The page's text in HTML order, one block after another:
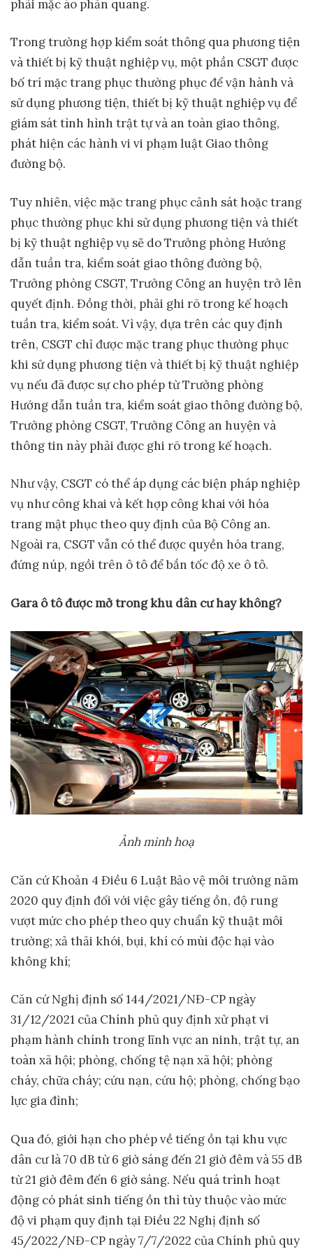
phải mặc áo phản quang.
Trong trường hợp kiểm soát thông qua phương tiện
và thiết bị kỹ thuật nghiệp vụ, một phần CSGT được
bố trí mặc trang phục thường phục để vận hành và
sử dụng phương tiện, thiết bị kỹ thuật nghiệp vụ để
giám sát tình hình trật tự và an toàn giao thông,
phát hiện các hành vi vi phạm luật Giao thông
đường bộ.
Tuy nhiên, việc mặc trang phục cảnh sát hoặc trang
phục thường phục khi sử dụng phương tiện và thiết
bị kỹ thuật nghiệp vụ sẽ do Trưởng phòng Hướng
dẫn tuần tra, kiểm soát giao thông đường bộ,
Trưởng phòng CSGT, Trưởng Công an huyện trở lên
quyết định. Đồng thời, phải ghi rõ trong kế hoạch
tuần tra, kiểm soát. Vì vậy, dựa trên các quy định
trên, CSGT chỉ được mặc trang phục thường phục
khi sử dụng phương tiện và thiết bị kỹ thuật nghiệp
vụ nếu đã được sự cho phép từ Trưởng phòng
Hướng dẫn tuần tra, kiểm soát giao thông đường bộ,
Trưởng phòng CSGT, Trưởng Công an huyện và
thông tin này phải được ghi rõ trong kế hoạch.
Như vậy, CSGT có thể áp dụng các biện pháp nghiệp
vụ như công khai và kết hợp công khai với hóa
trang mật phục theo quy định của Bộ Công an.
Ngoài ra, CSGT vẫn có thể được quyền hóa trang,
đứng núp, ngồi trên ô tô để bắn tốc độ xe ô tô.
Gara ô tô đượcmởtrong khu dân cưhay không?
Ảnh minh hoạ
Căn cứ Khoản 4 Điều 6 Luật Bảo vệ môi trường năm
2020 quy định đối với việc gây tiếng ồn, độ rung
vượt mức cho phép theo quy chuẩn kỹ thuật môi
trường; xả thải khói, bụi, khí có mùi độc hại vào
không khí;
Căn cứ Nghị định số 144/2021/NĐ-CP ngày
31/12/2021 của Chính phủ quy định xử phạt vi
phạm hành chính trong lĩnh vực an ninh, trật tự, an
toàn xã hội; phòng, chống tệ nạn xã hội; phòng
cháy, chữa cháy; cứu nạn, cứu hộ; phòng, chống bạo
lực gia đình;
Qua đó, giới hạn cho phép về tiếng ồn tại khu vực
dân cư là 70 dB từ 6 giờ sáng đến 21 giờ đêm và 55 dB
từ 21 giờ đêm đến 6 giờ sáng. Nếu quá trình hoạt
động có phát sinh tiếng ồn thì tùy thuộc vào mức
độ vi phạm quy định tại Điều 22 Nghị định số
45/2022/NĐ-CP ngày 7/7/2022 của Chính phủ quy